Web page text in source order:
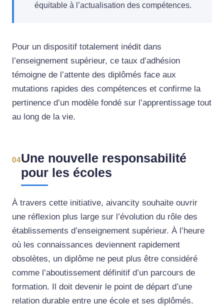
équitable à l’actualisation des compétences.
Pour un dispositif totalement inédit dans
l’enseignement supérieur, ce taux d’adhésion
témoigne de l’attente des diplômés face aux
mutations rapides des compétences et confirme la
pertinence d’un modèle fondé sur l’apprentissage tout
au long de la vie.
04Une nouvelle responsabilité
pour les écoles
À travers cette initiative, aivancity souhaite ouvrir
une réflexion plus large sur l’évolution du rôle des
établissements d’enseignement supérieur. À l’heure
où les connaissances deviennent rapidement
obsolètes, un diplôme ne peut plus être considéré
comme l’aboutissement définitif d’un parcours de
formation. Il doit devenir le point de départ d’une
relation durable entre une école et ses diplômés.